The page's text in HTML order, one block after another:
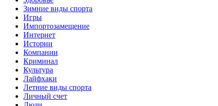
Зимние виды спорта
Игры
Импортозамещение
Интернет
Истории
Компании
Криминал
Культура
Лайфхаки
Летние виды спорта
Личный счет